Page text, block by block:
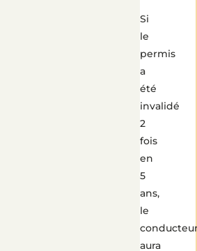
Si
le
permis
a
été
invalidé
2
fois
en
5
ans,
le
aura